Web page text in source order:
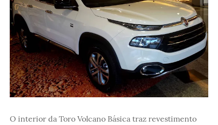
O interior da Toro Volcano Básica traz revestimento